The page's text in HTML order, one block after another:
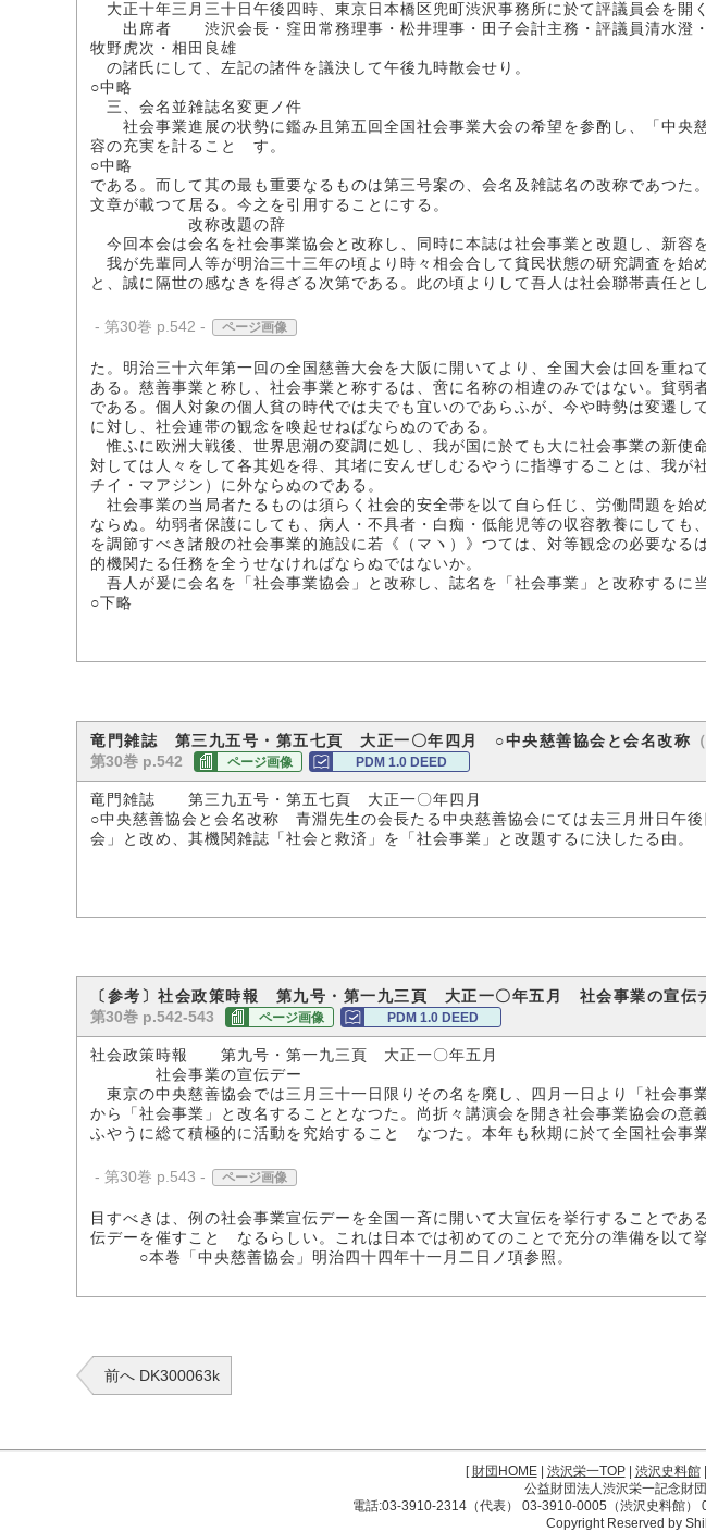
大正十年三月三十日午後四時、東京日本橋区兜町渋沢事務所に於て評議員会を開く
出席者 渋沢会長・窪田常務理事・松井理事・田子会計主務・評議員清水澄・
牧野虎次・相田良雄
の諸氏にして、左記の諸件を議決して午後九時散会せり。
○中略
三、会名並雑誌名変更ノ件
社会事業進展の状勢に鑑み且第五回全国社会事業大会の希望を参酌し、「中央
容の充実を計ることゝす。
○中略
である。而して其の最も重要なるものは第三号案の、会名及雑誌名の改称であつ
文章が載つて居る。今之を引用することにする。
改称改題の辞
今回本会は会名を社会事業協会と改称し、同時に本誌は社会事業と改題し、新容
我が先輩同人等が明治三十三年の頃より時々相会合して貧民状態の研究調査を始
と、誠に隔世の感なきを得ざる次第である。此の頃よりして吾人は社会聯帯責任
- 第30巻 p.542 - ページ画像
た。明治三十六年第一回の全国慈善大会を大阪に開いてより、全国大会は回を重
ある。慈善事業と称し、社会事業と称するは、啻に名称の相違のみではない。貧
である。個人対象の個人貧の時代では夫でも宜いのであらふが、今や時勢は変遷
に対し、社会連帯の観念を喚起せねばならぬのである。
惟ふに欧洲大戦後、世界思潮の変調に処し、我が国に於ても大に社会事業の新使
対しては人々をして各其処を得、其堵に安んぜしむるやうに指導することは、我
チイ・マアジン）に外ならぬのである。
社会事業の当局者たるものは須らく社会的安全帯を以て自ら任じ、労働問題を
ならぬ。幼弱者保護にしても、病人・不具者・白痴・低能児等の収容教養にして
を調節すべき諸般の社会事業的施設に若《（マヽ）》つては、対等観念の必要な
的機関たる任務を全うせなければならぬではないか。
吾人が爰に会名を「社会事業協会」と改称し、誌名を「社会事業」と改称するに
○下略
竜門雑誌 第三九五号・第五七頁 大正一〇年四月 ○中央慈善協会と会名改称
第30巻 p.542
ページ画像 PDM 1.0 DEED
竜門雑誌 第三九五号・第五七頁 大正一〇年四月
○中央慈善協会と会名改称 青淵先生の会長たる中央慈善協会にては去三月卅日午
会」と改め、其機関雑誌「社会と救済」を「社会事業」と改題するに決したる由。
〔参考〕社会政策時報 第九号・第一九三頁 大正一〇年五月 社会事業の宣伝
第30巻 p.542-543
ページ画像 PDM 1.0 DEED
社会政策時報 第九号・第一九三頁 大正一〇年五月
社会事業の宣伝デー
東京の中央慈善協会では三月三十一日限りその名を廃し、四月一日より「社会
から「社会事業」と改名することとなつた。尚折々講演会を開き社会事業協会の
ふやうに総て積極的に活動を究始することゝなつた。本年も秋期に於て全国社会事
- 第30巻 p.543 - ページ画像
目すべきは、例の社会事業宣伝デーを全国一斉に開いて大宣伝を挙行することで
伝デーを催すことゝなるらしい。これは日本では初めてのことで充分の準備を以て
○本巻「中央慈善協会」明治四十四年十一月二日ノ項参照。
前へ DK300063k
[財団HOME| 渋沢栄一TOP| 渋沢史料館
公益財団法人渋沢栄一記念財
電話:03-3910-2314（代表） 03-3910-0005（渋沢史料館）
Copyright Reserved by